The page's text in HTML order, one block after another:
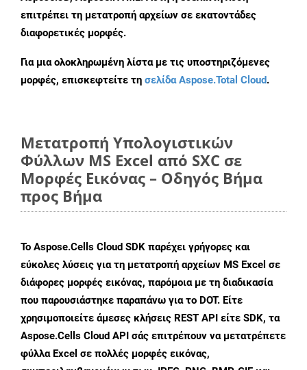
επιτρέπει τη μετατροπή αρχείων σε εκατοντάδες
διαφορετικές μορφές.
Για μια ολοκληρωμένη λίστα με τις υποστηριζόμενες
μορφές, επισκεφτείτε τη σελίδα Aspose.Total Cloud.
Μετατροπή Υπολογιστικών
Φύλλων MS Excel από SXC σε
Μορφές Εικόνας – Οδηγός Βήμα
προς Βήμα
Το Aspose.Cells Cloud SDK παρέχει γρήγορες και
εύκολες λύσεις για τη μετατροπή αρχείων MS Excel σε
διάφορες μορφές εικόνας, παρόμοια με τη διαδικασία
που παρουσιάστηκε παραπάνω για το DOT. Είτε
χρησιμοποιείτε άμεσες κλήσεις REST API είτε SDK, τα
Aspose.Cells Cloud API σάς επιτρέπουν να μετατρέπετε
φύλλα Excel σε πολλές μορφές εικόνας,